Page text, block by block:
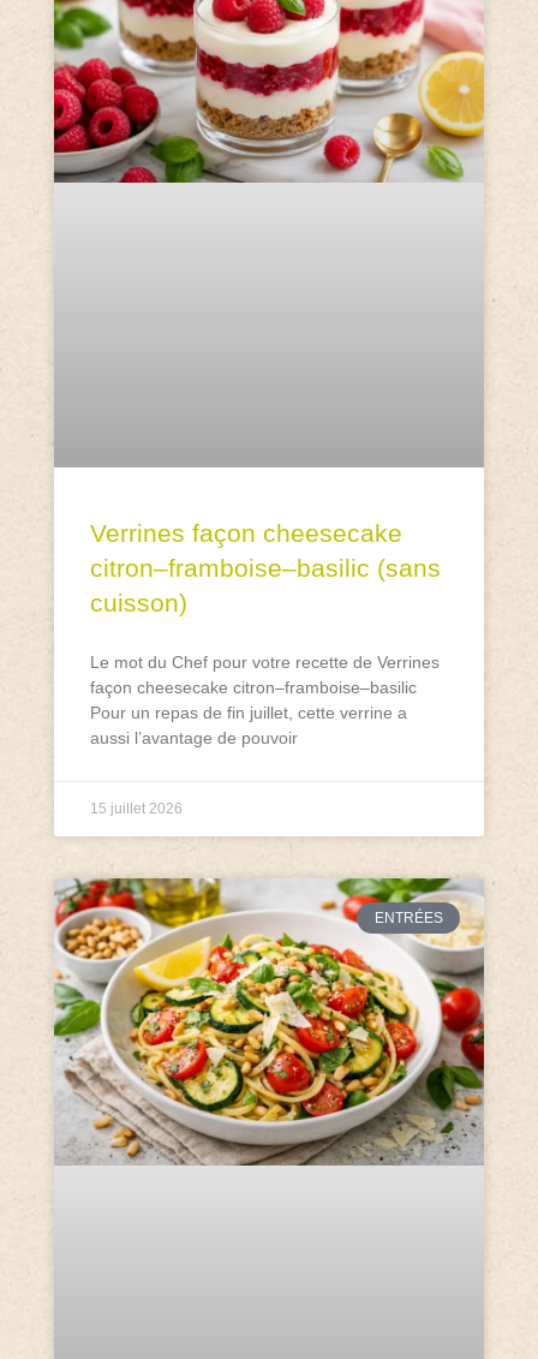
Verrines façon cheesecake
citron–framboise–basilic (sans
cuisson)
Le mot du Chef pour votre recette de Verrines
façon cheesecake citron–framboise–basilic
Pour un repas de fin juillet, cette verrine a
aussi l’avantage de pouvoir
15 juillet 2026
ENTRÉES